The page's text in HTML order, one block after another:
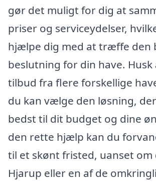
gør det muligt for dig at
priser og serviceydelser,
hjælpe dig med at træffe den
beslutning for din have.
tilbud fra flere forskellige
du kan vælge den løsning,
bedst til dit budget og dine
den rette hjælp kan du
til et skønt fristed, uanset om
Hjarup eller en af de